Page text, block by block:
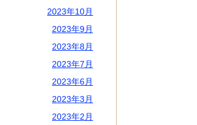
2023年10月
2023年9月
2023年8月
2023年7月
2023年6月
2023年3月
2023年2月